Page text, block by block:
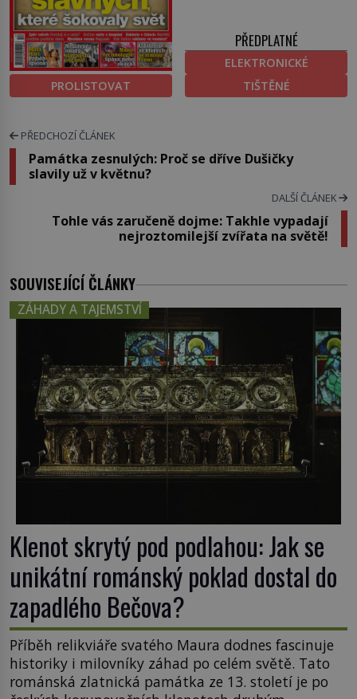
PROLISTOVAT
PŘEDPLATNÉ
ELEKTRONICKÉ
TIŠTĚNÉ
PŘEDCHOZÍ ČLÁNEK
Památka zesnulých: Proč se dříve Dušičky
slavily už v květnu?
DALŠÍ ČLÁNEK
Tohle vás zaručeně dojme: Takhle vypadají
nejroztomilejší zvířata na světě!
SOUVISEJÍCÍ ČLÁNKY
ZÁHADY A TAJEMSTVÍ
Klenot skrytý pod podlahou: Jak se
unikátní románský poklad dostal do
zapadlého Bečova?
Příběh relikviáře svatého Maura dodnes fascinuje
historiky i milovníky záhad po celém světě. Tato
románská zlatnická památka ze 13. století je po